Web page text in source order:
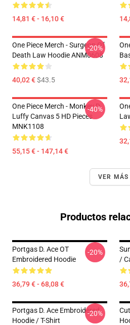
14,81 € - 16,10 €
One Piece Merch - Surgeon Of
Death Law Hoodie ANM0608
40,02 €$43.5
-20%
One Piece Merch - Monkey D.
Luffy Canvas 5 HD Pieces
MNK1108
55,15 € - 147,14 €
-40%
VER MÁS
Productos
Portgas D. Ace OT
Embroidered Hoodie
36,79 € - 68,08 €
-20%
/
Portgas D. Ace Embroidered
Hoodie / T-Shirt
-20%